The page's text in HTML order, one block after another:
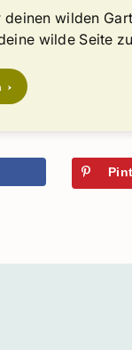
wilden
wilde Seite